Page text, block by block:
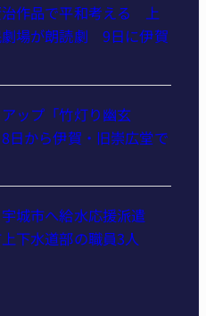
作品で平和考える 上
場が朗読劇 9日に伊賀
ップ「竹灯り幽玄
から伊賀・旧崇広堂で
城市へ給水応援派遣
下水道部の職員3人